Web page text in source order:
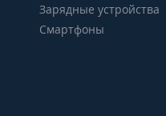
Зарядные устройства
Смартфоны